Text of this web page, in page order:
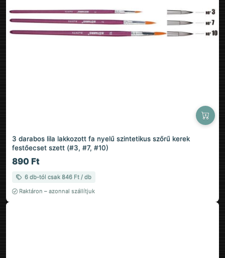
3 darabos lila lakkozott fa nyelű szintetikus szőrű kerek
festőecset szett (#3, #7, #10)
890 Ft
6 db-tól csak 846 Ft / db
Raktáron – azonnal szállítjuk